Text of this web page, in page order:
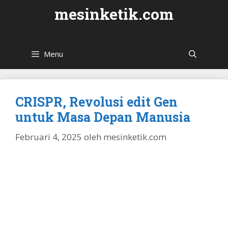
mesinketik.com
Menu
CRISPR, Revolusi edit Gen
untuk Masa Depan Manusia
Februari 4, 2025 oleh mesinketik.com